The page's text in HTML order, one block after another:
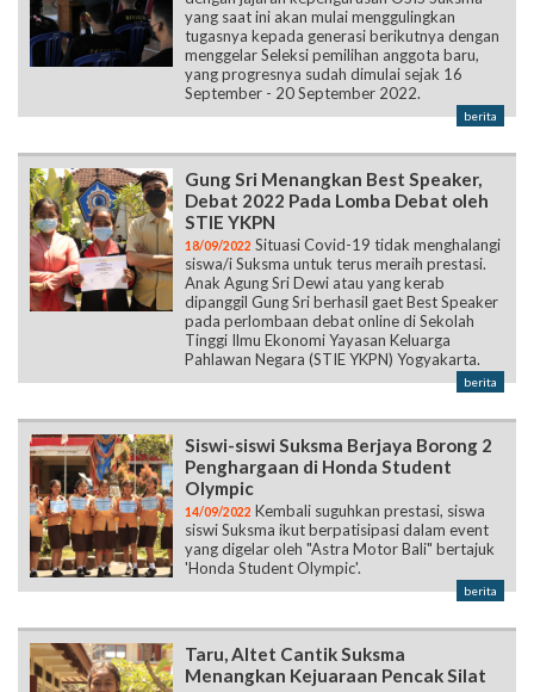
yang saat ini akan mulai menggulingkan
tugasnya kepada generasi berikutnya dengan
menggelar Seleksi pemilihan anggota baru,
yang progresnya sudah dimulai sejak 16
September - 20 September 2022.
berita
Gung Sri Menangkan Best Speaker,
Debat 2022 Pada Lomba Debat oleh
STIE YKPN
18/09/2022 Situasi Covid-19 tidak menghalangi
siswa/i Suksma untuk terus meraih prestasi.
Anak Agung Sri Dewi atau yang kerab
dipanggil Gung Sri berhasil gaet Best Speaker
pada perlombaan debat online di Sekolah
Tinggi Ilmu Ekonomi Yayasan Keluarga
Pahlawan Negara (STIE YKPN) Yogyakarta.
berita
Siswi-siswi Suksma Berjaya Borong 2
Penghargaan di Honda Student
Olympic
14/09/2022 Kembali suguhkan prestasi, siswa
siswi Suksma ikut berpatisipasi dalam event
yang digelar oleh "Astra Motor Bali" bertajuk
'Honda Student Olympic'.
berita
Taru, Altet Cantik Suksma
Menangkan Kejuaraan Pencak Silat